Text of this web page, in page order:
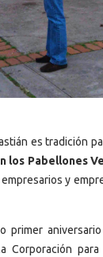
es tradición
los Pabellones
y
primer
Corporación